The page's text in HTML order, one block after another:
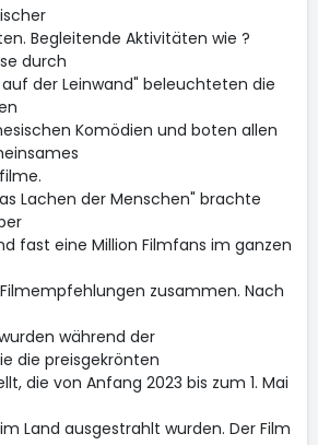
Begleitende Aktivitäten wie ?
durch
auf der Leinwand" beleuchteten die
Komödien und boten allen
Lachen der Menschen" brachte
fast eine Million Filmfans im ganzen
zusammen. Nach
während der
die preisgekrönten
die von Anfang 2023 bis zum 1. Mai
Land ausgestrahlt wurden. Der Film